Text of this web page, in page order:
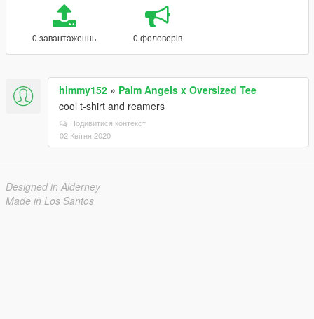
0 завантаженнь 0 фоловерів
himmy152 » Palm Angels x Oversized Tee
cool t-shirt and reamers
Подивитися контекст
02 Квітня 2020
Designed in Alderney
Made in Los Santos